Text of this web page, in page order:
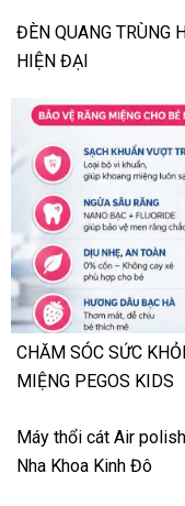
ĐÈN QUANG TRÙNG
HIỆN ĐẠI
CHĂM SÓC SỨC
MIỆNG PEGOS KIDS
Máy thổi cát Air
Nha Khoa Kinh Đô